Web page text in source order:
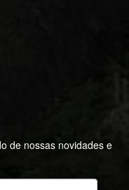
de nossas novidades e